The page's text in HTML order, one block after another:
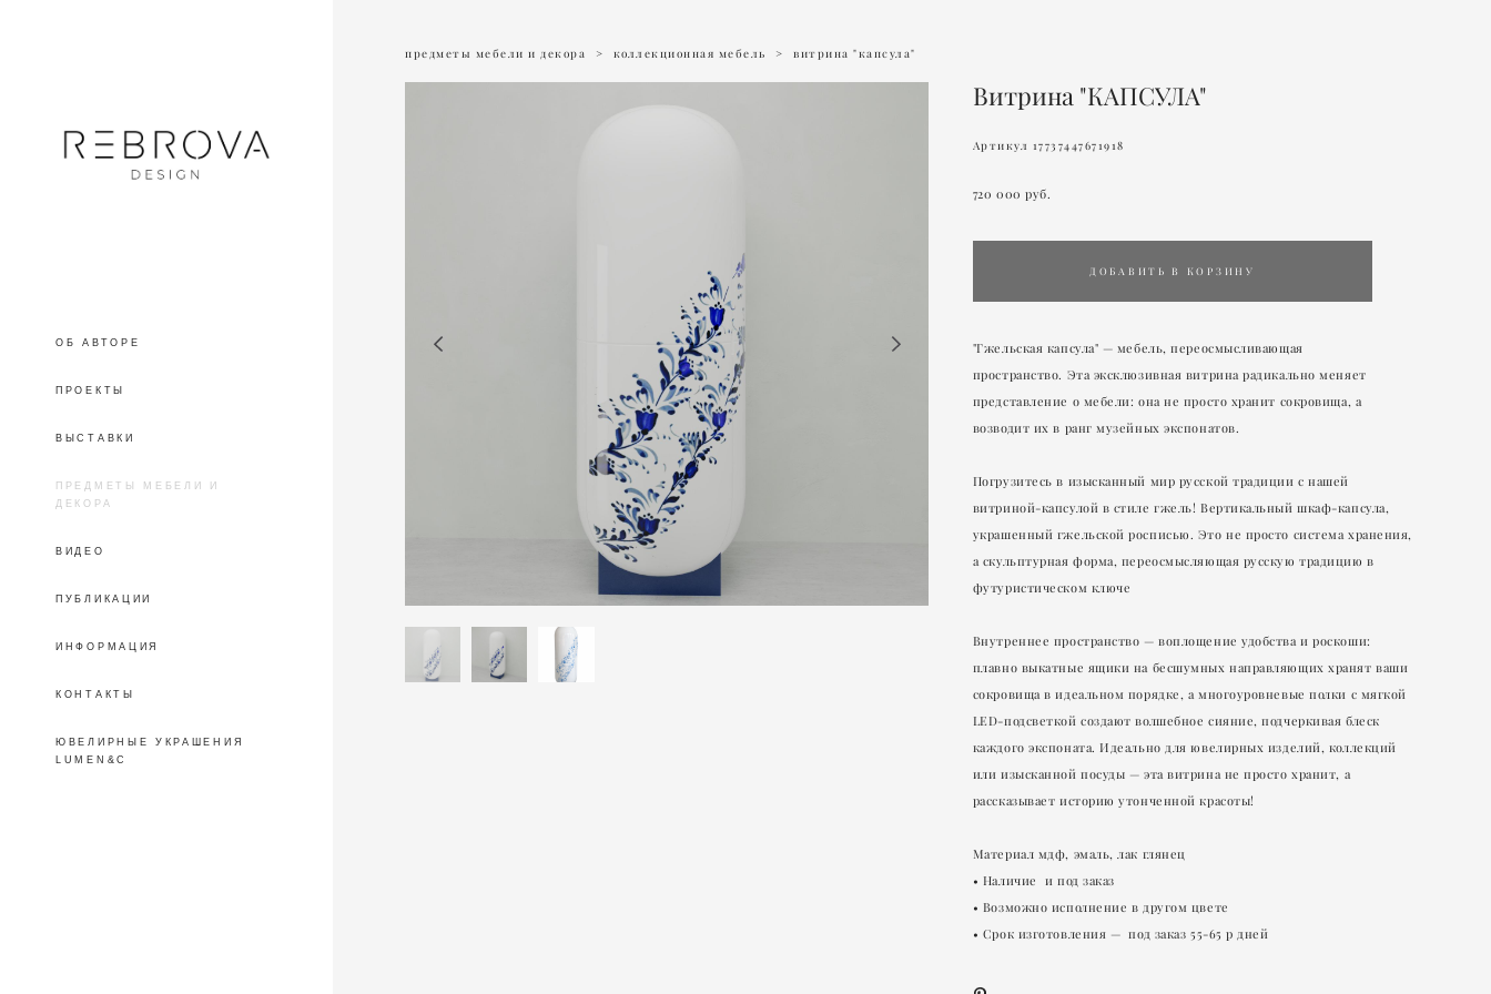
ОБ АВТОРЕ
ПРОЕКТЫ
ВЫСТАВКИ
ПРЕДМЕТЫ МЕБЕЛИ И
ДЕКОРА
ВИДЕО
ПУБЛИКАЦИИ
ИНФОРМАЦИЯ
КОНТАКТЫ
ЮВЕЛИРНЫЕ УКРАШЕНИЯ
LUMEN&C
предметы мебели и декора > коллекционная мебель > витрина "капсула"
Витрина "КАПСУЛА"
Артикул 17737447671918
720 000 pуб.
ДОБАВИТЬ В КОРЗИНУ
"Гжельская капсула" — мебель, переосмысливающая
пространство. Эта эксклюзивная витрина радикально меняет
представление о мебели: она не просто хранит сокровища, а
возводит их в ранг музейных экспонатов.
Погрузитесь в изысканный мир русской традиции с нашей
витриной-капсулой в стиле гжель! Вертикальный шкаф-капсула,
украшенный гжельской росписью. Это не просто система хранения,
а скульптурная форма, переосмысляющая русскую традицию в
футуристическом ключе
Внутреннее пространство — воплощение удобства и роскоши:
плавно выкатные ящики на бесшумных направляющих хранят ваши
сокровища в идеальном порядке, а многоуровневые полки с мягкой
LED-подсветкой создают волшебное сияние, подчеркивая блеск
каждого экспоната. Идеально для ювелирных изделий, коллекций
или изысканной посуды — эта витрина не просто хранит, а
рассказывает историю утонченной красоты!
Материал мдф, эмаль, лак глянец
• Наличие и под заказ
• Возможно исполнение в другом цвете
• Срок изготовления — под заказ 55-65 р дней